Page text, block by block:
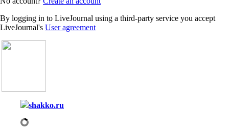
By logging in to LiveJournal using a third-party service you accept
LiveJournal's User agreement
shakko.ru